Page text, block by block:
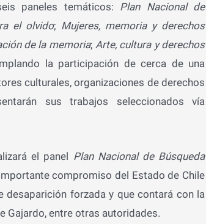
paneles temáticos: Plan Nacional de
el olvido; Mujeres, memoria y derechos
de la memoria;Arte, cultura y derechos
la participación de cerca de una
culturales, organizaciones de derechos
sus trabajos seleccionados vía
el panel Plan Nacional de Búsqueda
compromiso del Estado de Chile
forzada y que contará con la
Gajardo, entre otras autoridades.